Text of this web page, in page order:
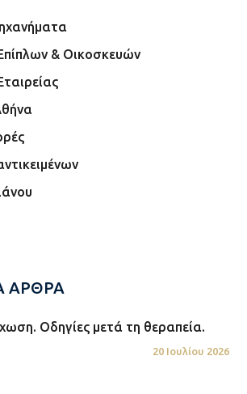
& Οικοσκευών
ΑΡΘΡΑ
Οδηγίες μετά τη θεραπεία.
20 Ιουλίου 2026